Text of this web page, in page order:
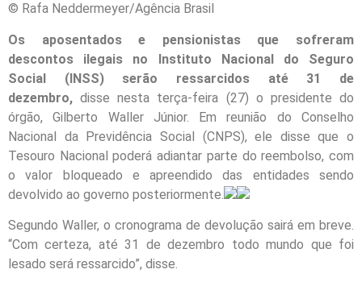
© Rafa Neddermeyer/Agência Brasil
Os aposentados e pensionistas que sofreram
descontos ilegais no Instituto Nacional do Seguro
Social (INSS) serão ressarcidos até 31 de
dezembro,disse nesta terça-feira (27) o presidente do
órgão, Gilberto Waller Júnior. Em reunião do Conselho
Nacional da Previdência Social (CNPS), ele disse que o
Tesouro Nacional poderá adiantar parte do reembolso, com
o valor bloqueado e apreendido das entidades sendo
devolvido ao governo posteriormente.
Segundo Waller, o cronograma de devolução sairá em breve.
“Com certeza, até 31 de dezembro todo mundo que foi
lesado será ressarcido”, disse.